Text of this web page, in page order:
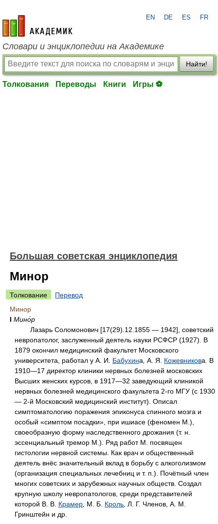
academic.ru
EN DE ES FR
Словари и энциклопедии на Академике
Найти!
Толкования Переводы Книги Игры ⚽
Большая советская энциклопедия
Минор
Толкование
Перевод
Минор
I Мино́р
Лазарь Соломонович [17(29).12.1855 — 1942], советский
невропатолог, заслуженный деятель науки РСФСР (1927). В
1879 окончил медицинский факультет Московского
университета, работал у А. И. Бабухина А. Я. Кожевникова
В
1910—17 директор клиники нервных болезней московских
Высших женских курсов, в 1917—32 заведующий клиникой
нервных болезней медицинского факультета 2-го МГУ (с 1930
— 2-й Московский медицинский институт). Описал
симптоматологию поражения эпиконуса спинного мозга и
особый «симптом посадки», при ишиасе (феномен М.),
своеобразную форму наследственного дрожания (т. н.
эссенциальный тремор М.). Ряд работ М. посвящен
гистологии нервной системы. Как врач и общественный
деятель внёс значительный вклад в борьбу с алкоголизмом
(организация специальных лечебниц и т. п.). Почётный член
многих советских и зарубежных научных обществ. Создал
крупную школу невропатологов, среди представителей
которой В. В. Крамер М. Б. Кроль Л. Г. Членов, А. М.
Гринштейн и др.